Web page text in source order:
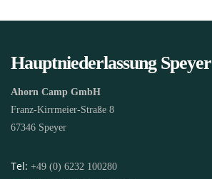
Hauptniederlassung Speyer
Ahorn Camp GmbH
Franz-Kirrmeier-Straße 8
67346 Speyer
Tel: +49 (0) 6232 100280